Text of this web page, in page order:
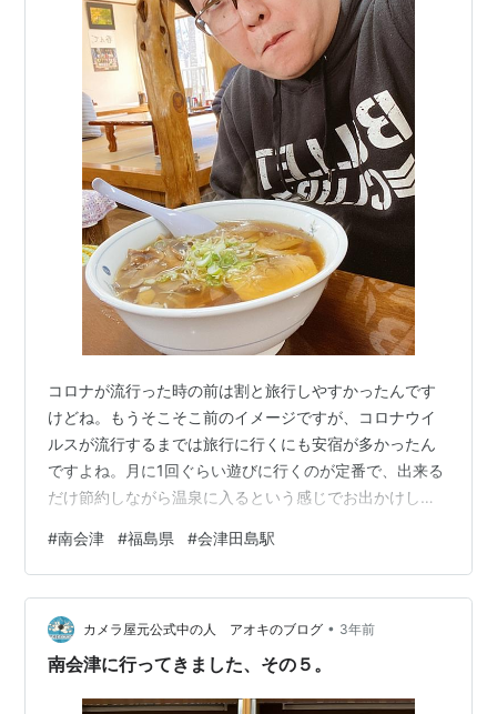
コロナが流行った時の前は割と旅行しやすかったんです
けどね。もうそこそこ前のイメージですが、コロナウイ
ルスが流行するまでは旅行に行くにも安宿が多かったん
ですよね。月に1回ぐらい遊びに行くのが定番で、出来る
だけ節約しながら温泉に入るという感じでお出かけして
遊ぶ、という感じで日々過ごしてましたね。まあ、今も
そんなに変わらないですけどね(笑)で、今回ご紹介するの
はちょうどコロナの罹患者が国内に入ってきた、という
感じになって非常事態宣言が出るところでした。宿のTV
で小池都知事の記者会見を見た感じでしたね。もちろん
#南会津 #福島県 #会津田島駅
カメラ屋元公式中の人 アオキのブログ • 3年前
南会津に行ってきました、その５。